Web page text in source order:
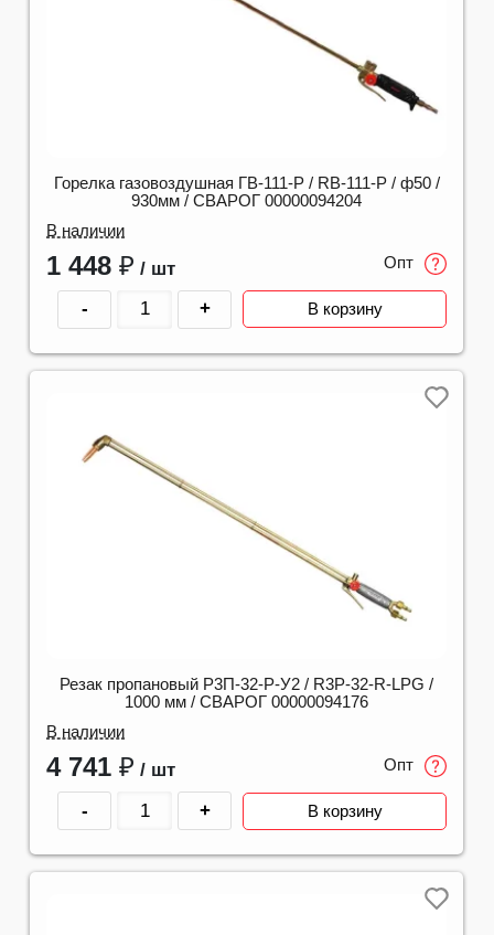
Горелка газовоздушная ГВ-111-Р / RB-111-P / ф50 /
930мм / СВАРОГ 00000094204
В наличии
1 448 ₽ / шт Опт
- + В корзину
Резак пропановый Р3П-32-Р-У2 / R3P-32-R-LPG /
1000 мм / СВАРОГ 00000094176
В наличии
4 741 ₽ / шт Опт
- + В корзину